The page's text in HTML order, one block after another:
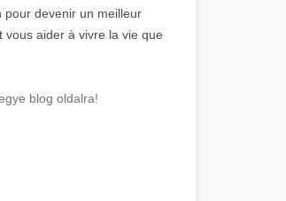
pour devenir un meilleur
aider à vivre la vie que
blog oldalra!